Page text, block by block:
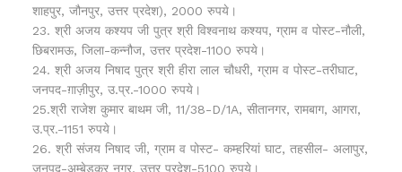
शाहपुर, जौनपुर, उत्तर प्रदेश), 2000 रुपये।
23. श्री अजय कश्यप जी पुत्र श्री विश्वनाथ कश्यप, ग्राम व पोस्ट-नौली,
छिबरामऊ, जिला-कन्नौज, उत्तर प्रदेश-1100 रुपये।
24. श्री अजय निषाद पुत्र श्री हीरा लाल चौधरी, ग्राम व पोस्ट-तरीघाट,
जनपद-ग़ाज़ीपुर, उ.प्र.-1000 रुपये।
25.श्री राजेश कुमार बाथम जी, 11/38-D/1A, सीतानगर, रामबाग, आगरा,
उ.प्र.-1151 रुपये।
26. श्री संजय निषाद जी, ग्राम व पोस्ट- कम्हरियां घाट, तहसील- अलापुर,
जनपद-अम्बेडकर नगर, उत्तर प्रदेश-5100 रुपये।